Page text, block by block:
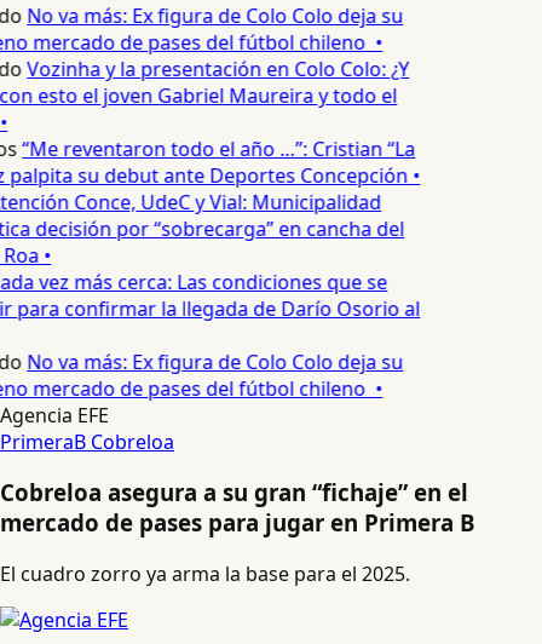
No va más: Ex figura de Colo Colo deja su
mercado de pases del fútbol chileno •
Vozinha y la presentación en Colo Colo: ¿Y
esto el joven Gabriel Maureira y todo el
“Me reventaron todo el año …”: Cristian “La
su debut ante Deportes Concepción •
Conce, UdeC y Vial: Municipalidad
decisión por “sobrecarga” en cancha del
•
vez más cerca: Las condiciones que se
para confirmar la llegada de Darío Osorio al
No va más: Ex figura de Colo Colo deja su
mercado de pases del fútbol chileno •
Agencia EFE
PrimeraB Cobreloa
Cobreloa asegura a su gran “fichaje” en el
mercado de pases para jugar en Primera B
El cuadro zorro ya arma la base para el 2025.